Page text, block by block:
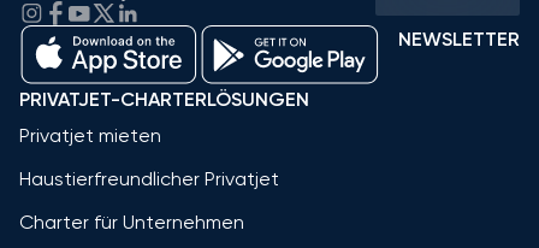
NEWSLETTER
PRIVATJET-CHARTERLÖSUNGEN
Privatjet mieten
Haustierfreundlicher Privatjet
Charter für Unternehmen